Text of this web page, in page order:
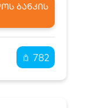
ᲑᲐᲜᲙᲘᲡ
782